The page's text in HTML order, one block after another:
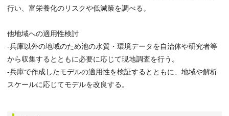
行い、富栄養化のリスクや低減策を調べる。
他地域への適用性検討
-兵庫以外の地域のため池の水質・環境データを自治体や研究者等
から収集するとともに必要に応じて現地調査を行う。
-兵庫で作成したモデルの適用性を検証するとともに、地域や解析
スケールに応じてモデルを改良する。